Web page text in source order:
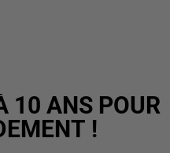
10 ANS POUR
!